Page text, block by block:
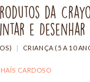
da
e Desenhar
| CRIANÇA (5 A 10
CARDOSO